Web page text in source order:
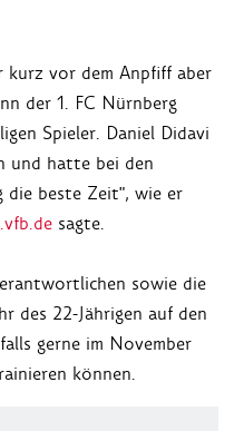
kurz vor dem Anpfiff aber
der 1. FC Nürnberg
Spieler. Daniel Didavi
und hatte bei den
die beste Zeit", wie er
sagte.
sowie die
des 22-Jährigen auf den
gerne im November
können.